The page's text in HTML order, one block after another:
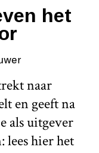
het
naar
en geeft na
als uitgever
lees hier het